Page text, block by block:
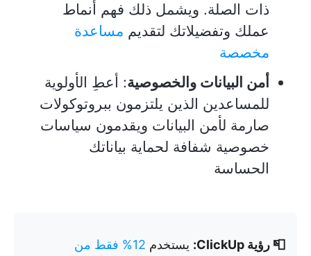
ذات الصلة. ويشمل ذلك فهم أنماط
عملك وتفضيلاتك لتقديم مساعدة
مخصصة
أمن البيانات والخصوصية: أعطِ الأولوية
للمساعدين الذين يلتزمون ببروتوكولات
صارمة لأمن البيانات ويقدمون سياسات
خصوصية شفافة لحماية بياناتك
الحساسة
📮 رؤية ClickUp: يستخدم
12% فقط من